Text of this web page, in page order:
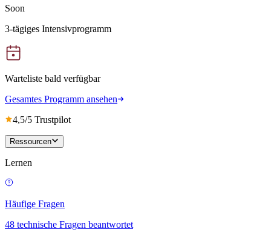
Soon
3-tägiges Intensivprogramm
Warteliste bald verfügbar
Gesamtes Programm ansehen
4,5/5 Trustpilot
Ressourcen
Lernen
Häufige Fragen
48 technische Fragen beantwortet